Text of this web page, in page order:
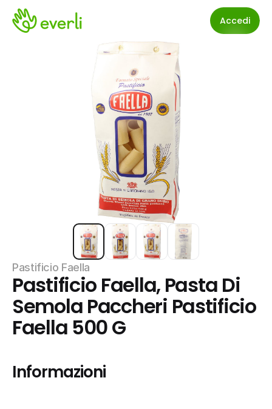
Accedi
Pastificio Faella
Pastificio Faella, Pasta Di
Semola Paccheri Pastificio
Faella 500 G
Informazioni